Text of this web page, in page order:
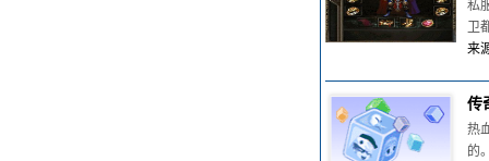
私
来
传
热
的